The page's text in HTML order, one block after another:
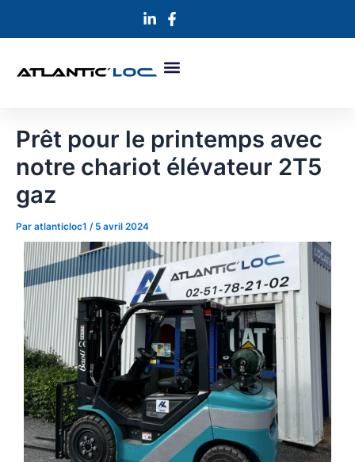
Prêt pour le printemps avec
notre chariot élévateur 2T5
gaz
Par atlanticloc1 / 5 avril 2024